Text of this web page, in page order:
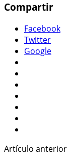
Compartir
Facebook
Twitter
Google
Artículo anterior